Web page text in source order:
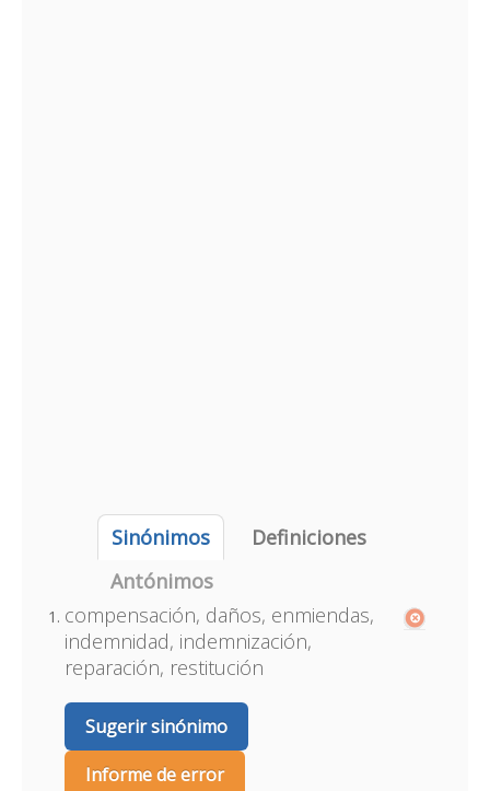
Sinónimos
Definiciones
Antónimos
compensación, daños, enmiendas,
indemnidad, indemnización,
reparación, restitución
Sugerir sinónimo
Informe de error